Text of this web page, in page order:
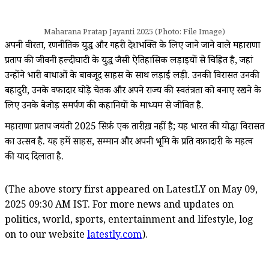
Maharana Pratap Jayanti 2025 (Photo: File Image)
अपनी वीरता, रणनीतिक युद्ध और गहरी देशभक्ति के लिए जाने जाने वाले महाराणा
प्रताप की जीवनी हल्दीघाटी के युद्ध जैसी ऐतिहासिक लड़ाइयों से चिह्नित है, जहां
उन्होंने भारी बाधाओं के बावजूद साहस के साथ लड़ाई लड़ी. उनकी विरासत उनकी
बहादुरी, उनके वफादार घोड़े चेतक और अपने राज्य की स्वतंत्रता को बनाए रखने के
लिए उनके बेजोड़ समर्पण की कहानियों के माध्यम से जीवित है.
महाराणा प्रताप जयंती 2025 सिर्फ़ एक तारीख़ नहीं है; यह भारत की योद्धा विरासत
का उत्सव है. यह हमें साहस, सम्मान और अपनी भूमि के प्रति वफ़ादारी के महत्व
की याद दिलाता है.
(The above story first appeared on LatestLY on May 09,
2025 09:30 AM IST. For more news and updates on
politics, world, sports, entertainment and lifestyle, log
on to our website latestly.com).